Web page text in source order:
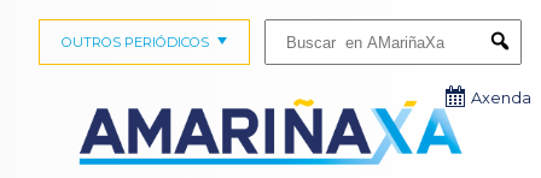
OUTROS PERIÓDICOS
Axenda